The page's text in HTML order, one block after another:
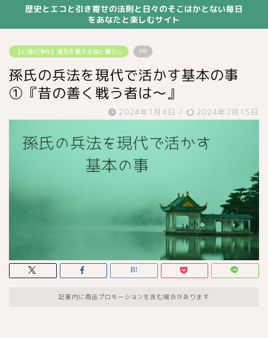
歴史とエコと引き寄せの法則と日々のそこはかとない毎日
をあなたと楽しむサイト
【心身の浄化】運気を整える食と暮らし PR
孫氏の兵法を現代で活かす基本の事
①『昔の善く戦う者は～』
2024年1月4日 / 2024年2月15日
記事内に商品プロモーションを含む場合があります